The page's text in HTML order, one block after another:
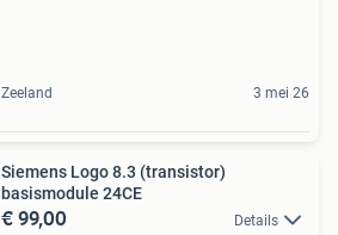
Zeeland 3 mei 26
Siemens Logo 8.3 (transistor)
basismodule 24CE
€ 99,00 Details